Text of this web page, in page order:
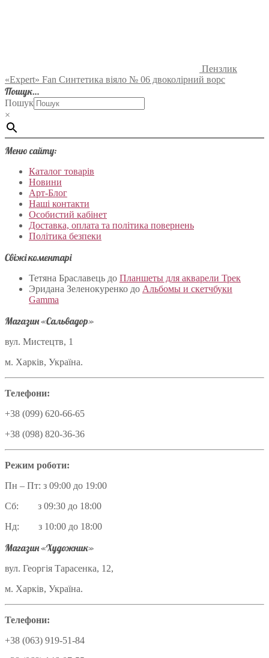
Пензлик
«Expert» Fan Синтетика віяло № 06 двоколірний ворс
Пошук…
Пошук
×
Меню сайту:
Каталог товарів
Новини
Арт-Блог
Наші контакти
Особистий кабінет
Доставка, оплата та політика повернень
Політика безпеки
Свіжі коментарі
Тетяна Браславець до Планшеты для акварели Трек
Эридана Зеленокуренко до Альбомы и скетчбуки
Gamma
Магазин «Сальвадор»
вул. Мистецтв, 1
м. Харків, Україна.
Телефони:
+38 (099) 620-66-65
+38 (098) 820-36-36
Режим роботи:
Пн – Пт: з 09:00 до 19:00
Сб: з 09:30 до 18:00
Нд: з 10:00 до 18:00
Магазин «Художник»
вул. Георгія Тарасенка, 12,
м. Харків, Україна.
Телефони:
+38 (063) 919-51-84